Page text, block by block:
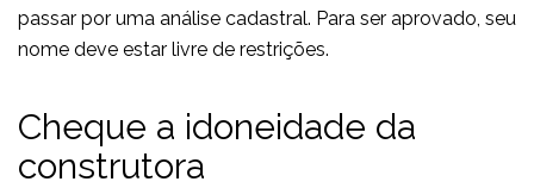
passar por uma análise cadastral. Para ser aprovado, seu
nome deve estar livre de restrições.
Cheque a idoneidade da
construtora